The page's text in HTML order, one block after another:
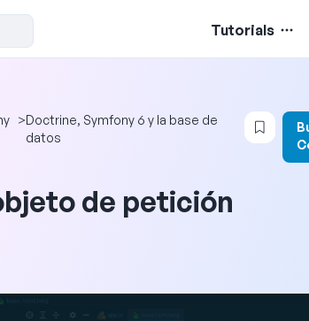
Tutorials
>Doctrine, Symfony 6 y la base de
datos
de petición